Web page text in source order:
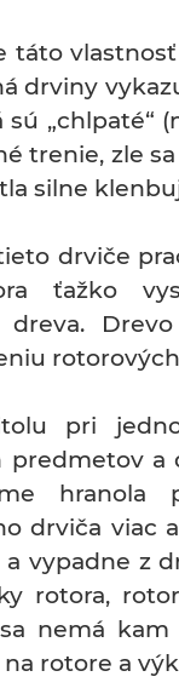
táto
drviny
sú „chlpaté“
trenie, zle
silne
drviče
ťažko
dreva.
pri
predmetov a
hranola
drviča viac
vypadne z
rotora,
nemá
na rotore a